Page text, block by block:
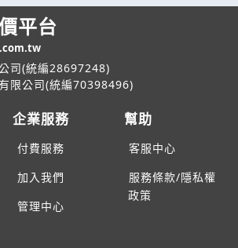
平台
司(統編28697248)
限公司(統編70398496)
企業服務
付費服務
加入我們
管理中心
幫助
客服中心
服務條款/隱私權
政策